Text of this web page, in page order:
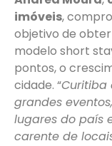
imóveis,
objetivo de
modelo short
pontos, o
cidade. “Curitiba
grandes
lugares do país
carente de